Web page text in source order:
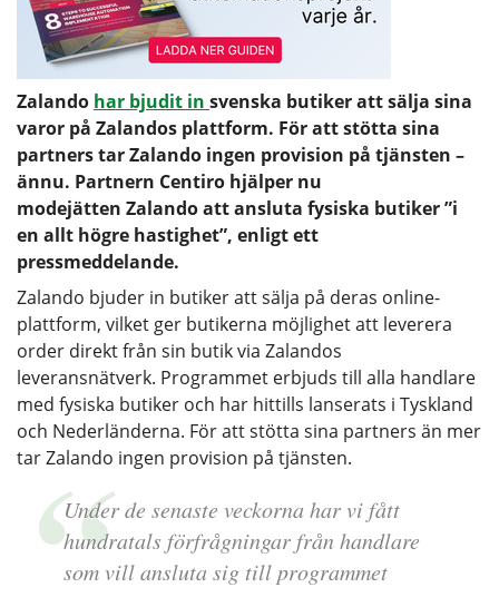
Zalando har bjudit in svenska butiker att sälja sina
varor på Zalandos plattform. För att stötta sina
partners tar Zalando ingen provision på tjänsten –
ännu. Partnern Centiro hjälper nu
modejätten Zalando att ansluta fysiska butiker ”i
en allt högre hastighet”, enligt ett
pressmeddelande.
Zalando bjuder in butiker att sälja på deras online-
plattform, vilket ger butikerna möjlighet att leverera
order direkt från sin butik via Zalandos
leveransnätverk. Programmet erbjuds till alla handlare
med fysiska butiker och har hittills lanserats i Tyskland
och Nederländerna. För att stötta sina partners än mer
tar Zalando ingen provision på tjänsten.
Under de senaste veckorna har vi fått
hundratals förfrågningar från handlare
som vill ansluta sig till programmet